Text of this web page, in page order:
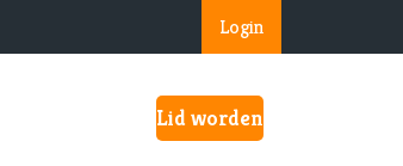
Login
Lid worden